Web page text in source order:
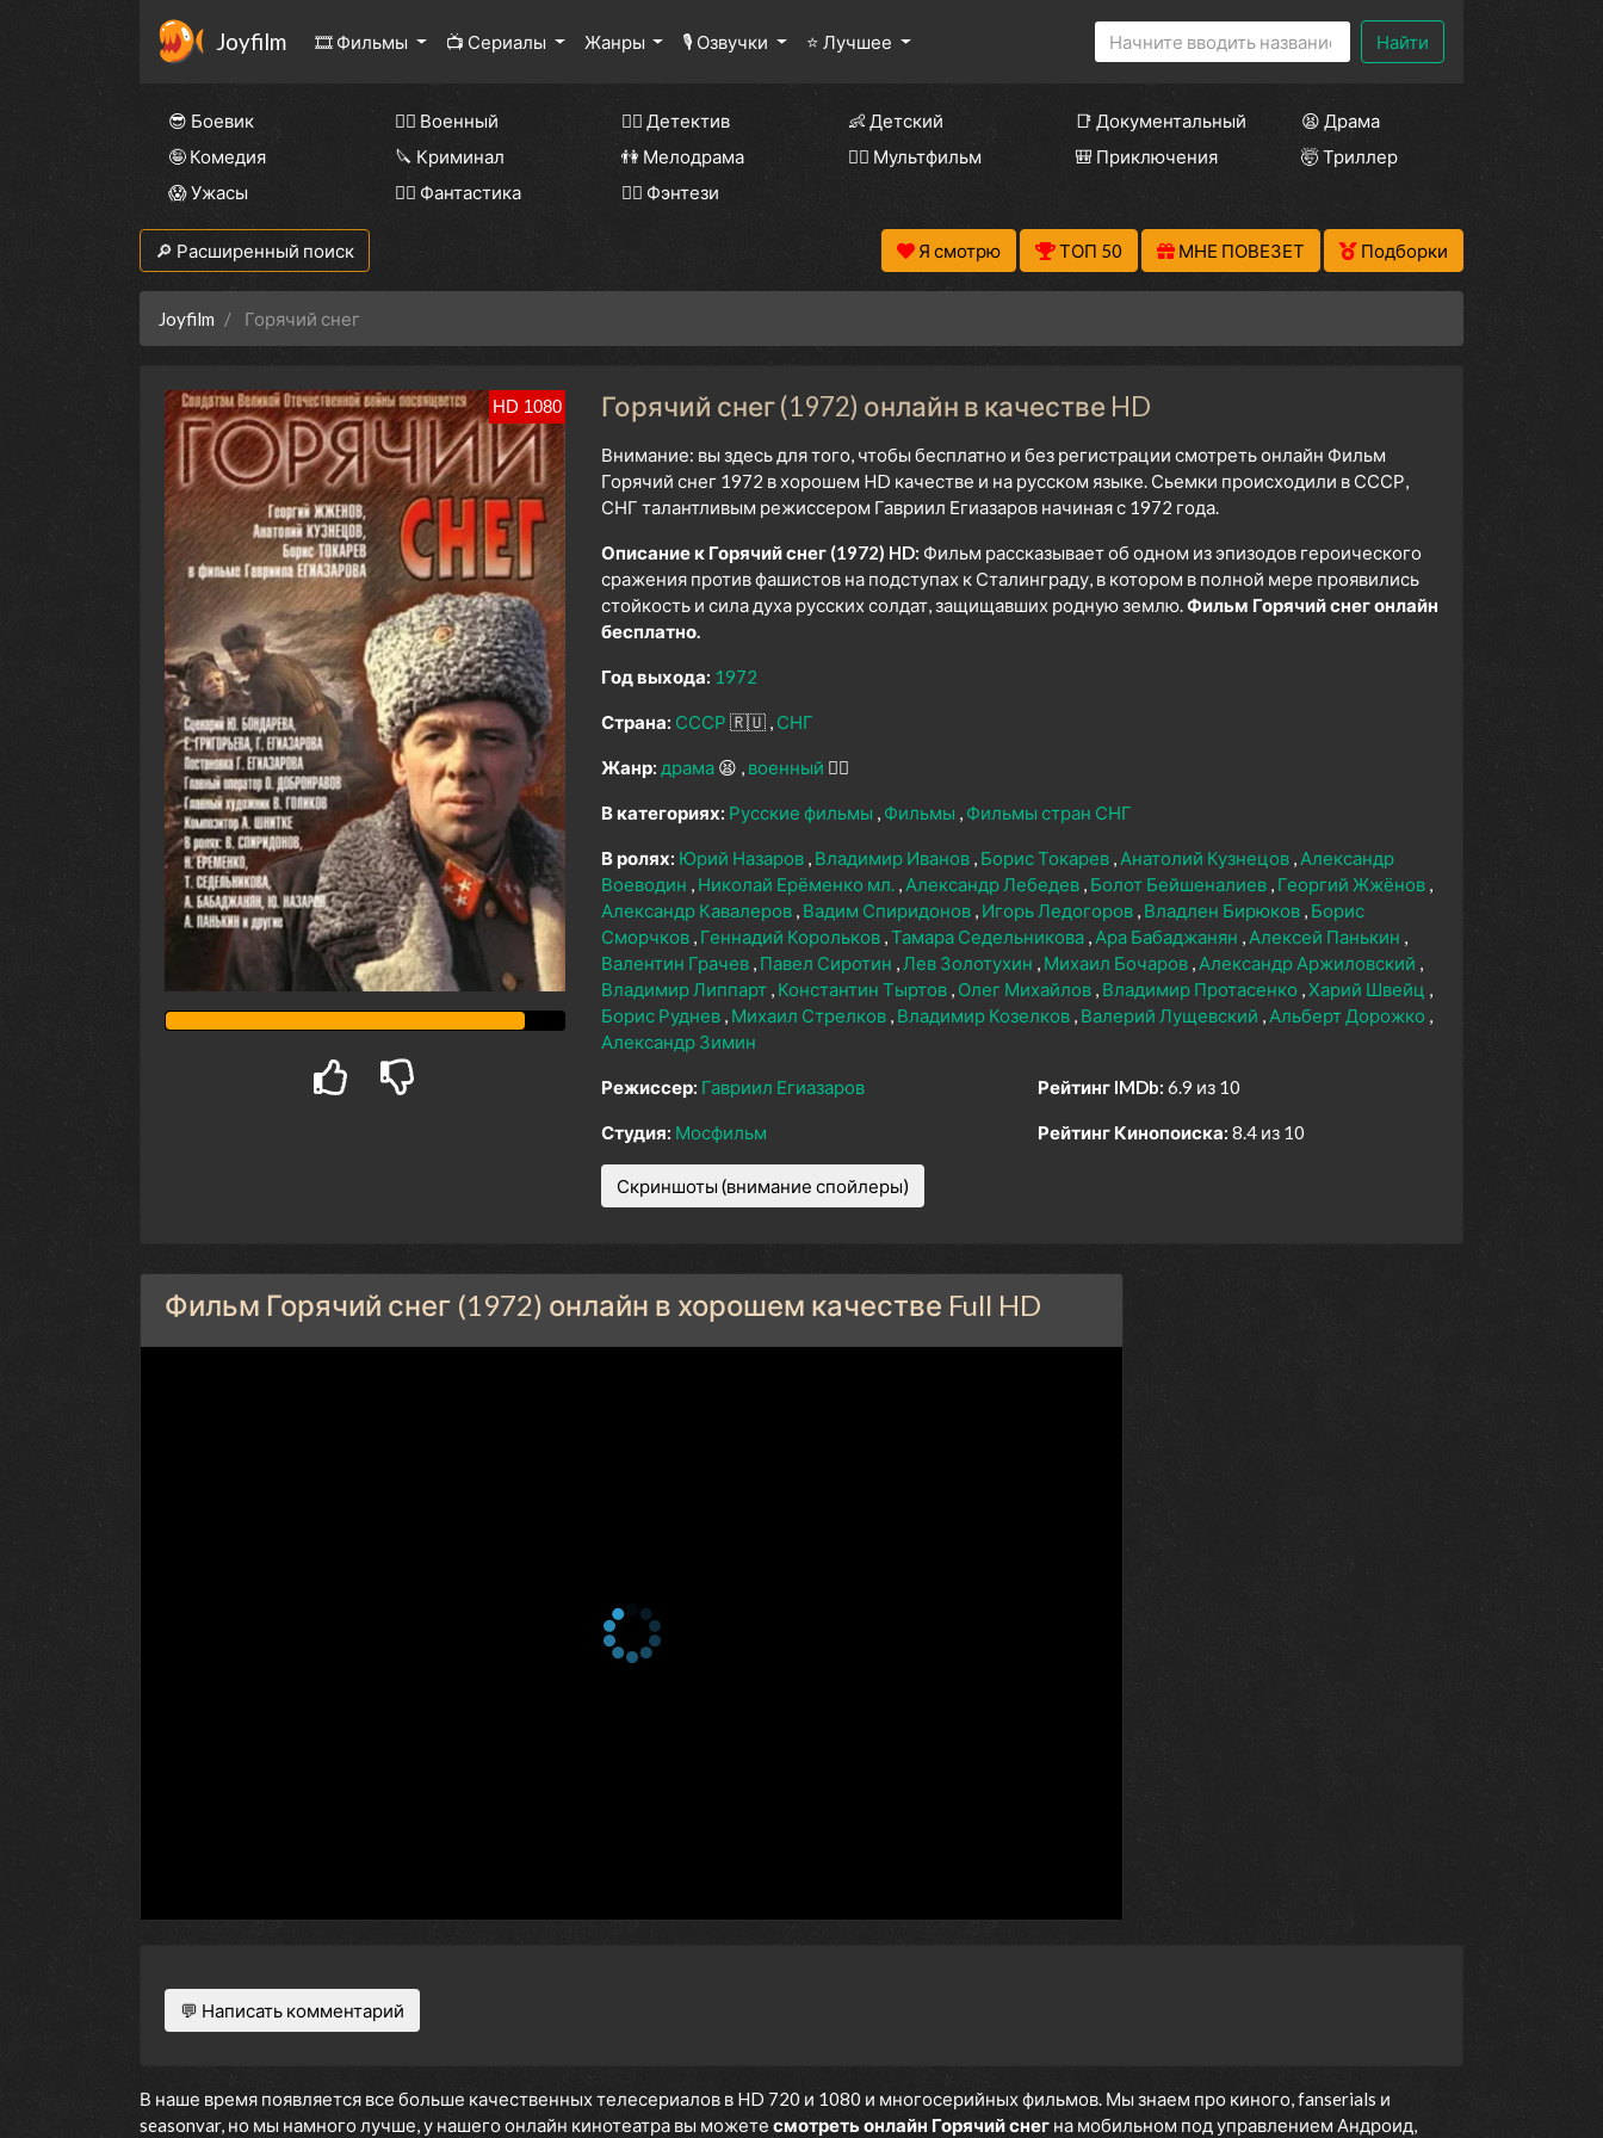
Joyfilm 🎞 Фильмы 📺 Сериалы Жанры 🎙 Озвучки ⭐ Лучшее Найти
😎 Боевик 👨‍✈️ Военный 🕵️‍♂️ Детектив 👶 Детский 📑 Документальный
😫 Драма
🤪 Комедия
🔪 Криминал 👫 Мелодрама 🧚‍♀️ Мультфильм 🎒 Приключения
🤯 Триллер
😱 Ужасы
🧙‍♀️ Фантастика 🧝‍♂️ Фэнтези
🔎 Расширенный поиск Я смотрю ТОП 50 МНЕ ПОВЕЗЕТ Подборки
Joyfilm Горячий снег
HD 1080 Горячий снег (1972) онлайн в качестве HD
Внимание: вы здесь для того, чтобы бесплатно и без регистрации смотреть онлайн Фильм
Горячий снег 1972 в хорошем HD качестве и на русском языке. Сьемки происходили в СССР,
СНГ талантливым режиссером Гавриил Егиазаров начиная с 1972 года.
Описание к Горячий снег (1972) HD: Фильм рассказывает об одном из эпизодов героического
сражения против фашистов на подступах к Сталинграду, в котором в полной мере проявились
стойкость и сила духа русских солдат, защищавших родную землю.Фильм Горячий снег онлайн
бесплатно.
Год выхода: 1972
Страна: СССР 🇷🇺 СНГ
Жанр: драма 😫 военный 👨‍✈️
В категориях: Русские фильмы Фильмы Фильмы стран СНГ
В ролях: Юрий Назаров Владимир Иванов Борис Токарев Анатолий Кузнецов Александр
Воеводин
Николай Ерёменко мл. Александр Лебедев Болот Бейшеналиев Георгий Жжёнов
Александр Кавалеров Вадим Спиридонов Игорь Ледогоров Владлен Бирюков Борис
Сморчков Геннадий Корольков Тамара Седельникова Ара Бабаджанян
Алексей Панькин
Валентин Грачев Павел Сиротин Лев Золотухин Михаил Бочаров Александр Аржиловский
Владимир Липпарт Константин Тыртов Олег Михайлов Владимир Протасенко Харий Швейц
Борис Руднев Михаил Стрелков Владимир Козелков Валерий Лущевский
Альберт Дорожко
Александр Зимин
Режиссер: Гавриил Егиазаров
Студия: Мосфильм
Рейтинг IMDb: 6.9 из 10
Рейтинг Кинопоиска: 8.4 из 10
Скриншоты (внимание спойлеры)
Фильм Горячий снег (1972) онлайн в хорошем качестве Full HD
💬 Написать комментарий
В наше время появляется все больше качественных телесериалов в HD 720 и 1080 и многосерийных фильмов. Мы знаем про киного, fanserials и
seasonvar, но мы намного лучше, у нашего онлайн кинотеатра вы можете смотреть онлайн Горячий снег на мобильном под управлением Андроид,